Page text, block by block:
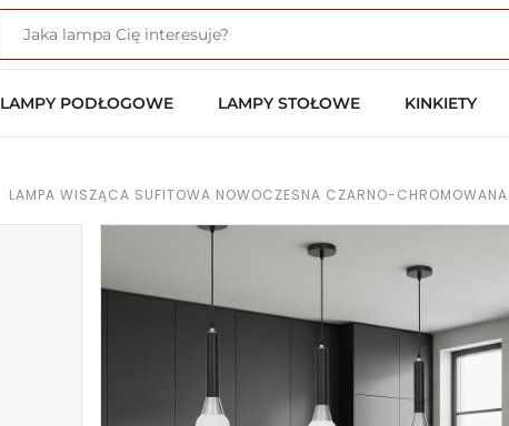
LAMPY PODŁOGOWE LAMPY STOŁOWE KINKIETY
LAMPA WISZĄCA SUFITOWA NOWOCZESNA CZARNO-CHROMOWANA